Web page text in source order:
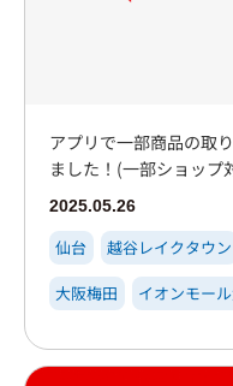
アプリで一部商品の取
ました！(一部ショップ
2025.05.26
仙台 越谷レイクタウン
大阪梅田
イオンモー